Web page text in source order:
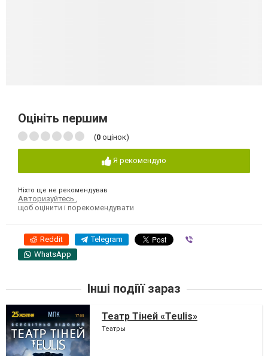
Оцініть першим
(0 оцінок)
Я рекомендую
Ніхто ще не рекомендував
Авторизуйтесь
щоб оцінити і порекомендувати
Reddit Telegram
WhatsApp
Інші подіїї зараз
Театр Тіней «Teulis»
Театры